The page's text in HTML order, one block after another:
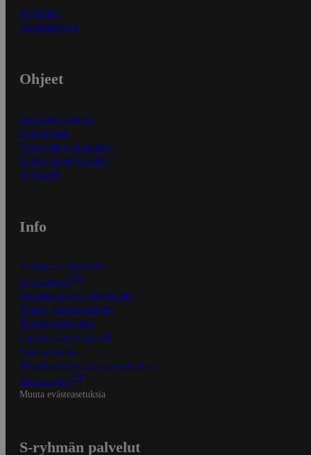
Myymälät
Asiakaspalvelu
Ohjeet
Ensitilaajan ohjeet
Näin maksat
Näin tilaat ja muokkaat
Kaikki ohjeet ja vinkit
In English
Info
S-Business yrityksille
Oiva-raportit
Osuuskauppojen yhteystiedot
Tilaus- ja toimitusehdot
Tietosuojakäytäntö
Palvelun käyttöehdot
Saavutettavuus
Mobiilisovelluksen saavutettavuus
Mainostajalle
Muuta evästeasetuksia
S-ryhmän palvelut